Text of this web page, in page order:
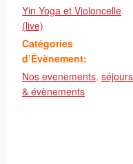
Yin Yoga et Violoncelle
(live)
Catégories
d’Évènement:
Nos evenements, séjours
& évènements